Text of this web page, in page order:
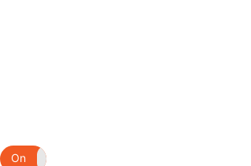
On